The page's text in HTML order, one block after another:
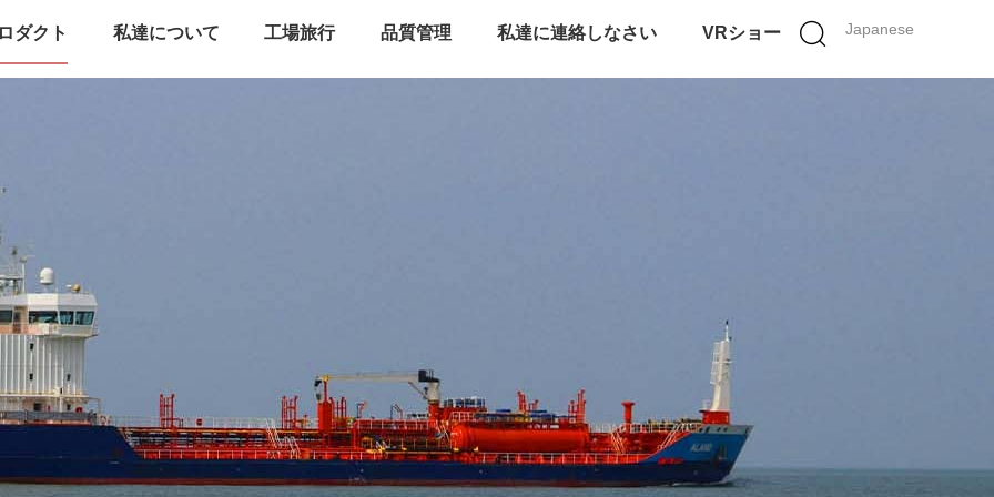
Japanese
ダクト 私達について 工場旅行 品質管理 私達に連絡しなさい VRショー